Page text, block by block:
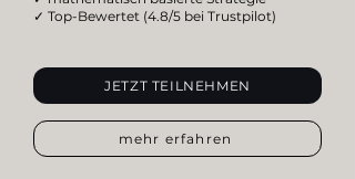
Anbieterunterlagen.
✓ Top-Bewertet (4.8/5 bei Trustpilot)
JETZT TEILNEHMEN
mehr erfahren